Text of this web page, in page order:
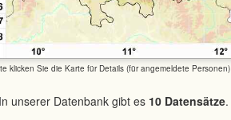
klicken Sie die Karte für Details (für angemeldete Personen)
unserer Datenbank gibt es 10 Datensätze.